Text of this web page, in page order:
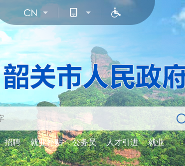
招聘 就业补贴 公务员 人才引进 就业